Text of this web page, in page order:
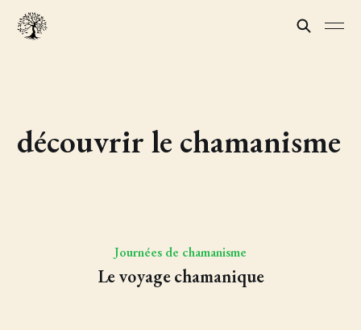
découvrir le chamanisme
Journées de chamanisme
Le voyage chamanique